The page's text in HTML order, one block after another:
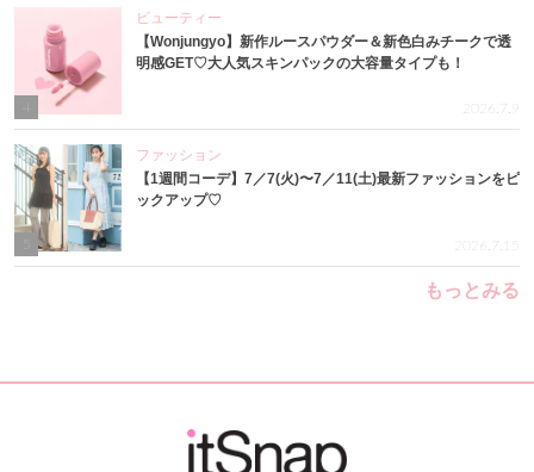
4
ビューティー
【Wonjungyo】新作ルースパウダー＆新色白みチークで透
明感GET♡大人気スキンパックの大容量タイプも！
2026.7.9
ファッション
【1週間コーデ】7／7(火)〜7／11(土)最新ファッションをピ
ックアップ♡
2026.7.15
もっとみる